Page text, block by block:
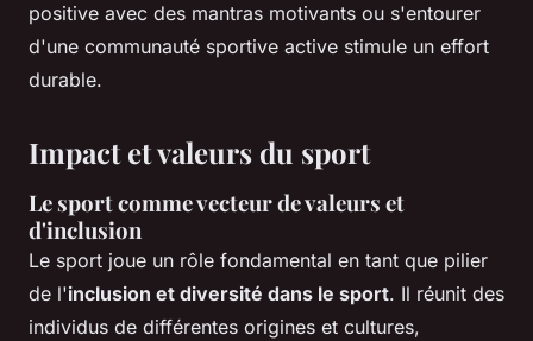
positive avec des mantras motivants ou s'entourer
d'une communauté sportive active stimule un effort
durable.
Impact et valeurs du sport
Le sport comme vecteur de valeurs et
d'inclusion
Le sport joue un rôle fondamental en tant que pilier
de l'inclusion et diversité dans le sport. Il réunit des
individus de différentes origines et cultures,